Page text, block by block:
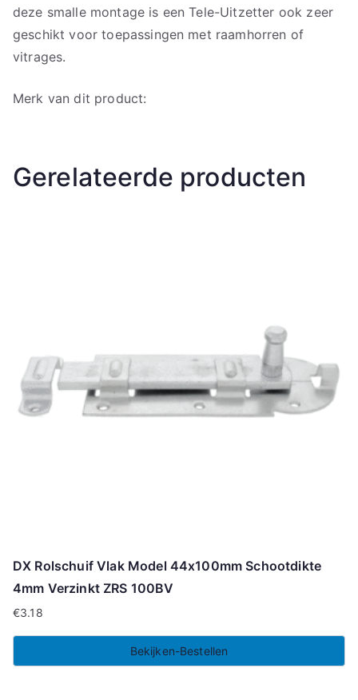
deze smalle montage is een Tele-Uitzetter ook zeer
geschikt voor toepassingen met raamhorren of
vitrages.
Merk van dit product:
Gerelateerde producten
DX Rolschuif Vlak Model 44x100mm Schootdikte
4mm Verzinkt ZRS 100BV
€3.18
Bekijken-Bestellen